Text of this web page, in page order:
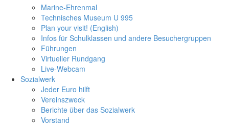
Marine-Ehrenmal
Technisches Museum U 995
Plan your visit! (English)
Infos für Schulklassen und andere Besuchergruppen
Führungen
Virtueller Rundgang
Live-Webcam
Sozialwerk
Jeder Euro hilft
Vereinszweck
Berichte über das Sozialwerk
Vorstand